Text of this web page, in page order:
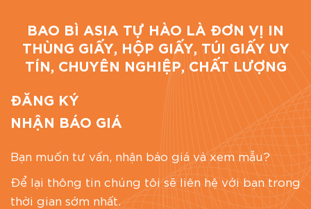
BAO BÌ ASIA TỰ HÀO LÀ ĐƠN VỊ IN
THÙNG GIẤY, HỘP GIẤY, TÚI GIẤY UY
TÍN, CHUYÊN NGHIỆP, CHẤT LƯỢNG
ĐĂNG KÝ
NHẬN BÁO GIÁ
Bạn muốn tư vấn, nhận báo giá và xem mẫu?
Để lại thông tin chúng tôi sẽ liên hệ với bạn trong
thời gian sớm nhất.